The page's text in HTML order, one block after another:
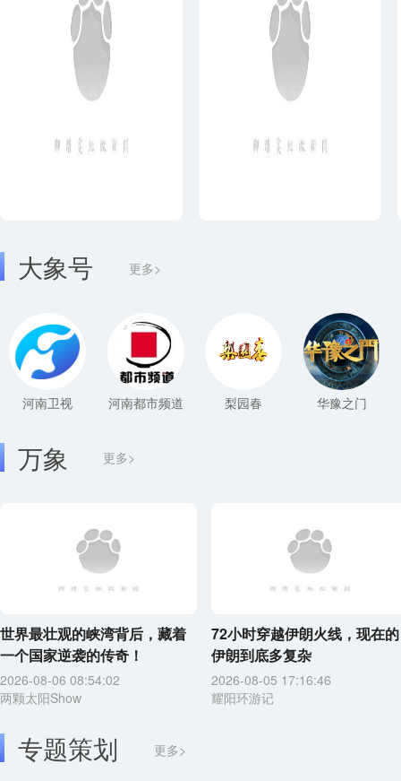
大象号 更多>
河南卫视 河南都市频道 梨园春 华豫之门
更多>
万象
世界最壮观的峡湾背后，藏着
一个国家逆袭的传奇！
2026-08-06 08:54:02
两颗太阳Show
72小时穿越伊朗火线，现在的
伊朗到底多复杂
2026-08-05 17:16:46
耀阳环游记
专题策划 更多>